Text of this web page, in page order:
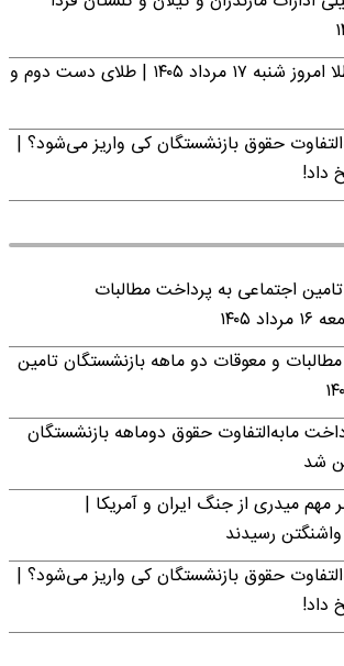
خبر فوری از قیمت طلا امروز شنبه ۱۷ مرداد ۱۴۰۵ | طلای دست دوم و
حقوق بازنشستگان کی واریز می‌شود؟ |
داد!
اجتماعی به پرداخت مطالبات
و معوقات دو ماهه بازنشستگان تامین
مابه‌التفاوت حقوق دوماهه بازنشستگان
شد
میدری از جنگ ایران و آمریکا |
رسیدند
حقوق بازنشستگان کی واریز می‌شود؟ |
داد!